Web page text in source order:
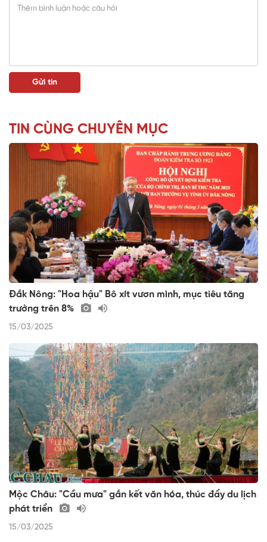
TIN CÙNG CHUYÊN MỤC
Đắk Nông: "Hoa hậu" Bô xít vươn mình, mục tiêu tăng
trưởng trên 8%
15/03/2025
Mộc Châu: "Cầu mưa" gắn kết văn hóa, thúc đẩy du lịch
phát triển
15/03/2025